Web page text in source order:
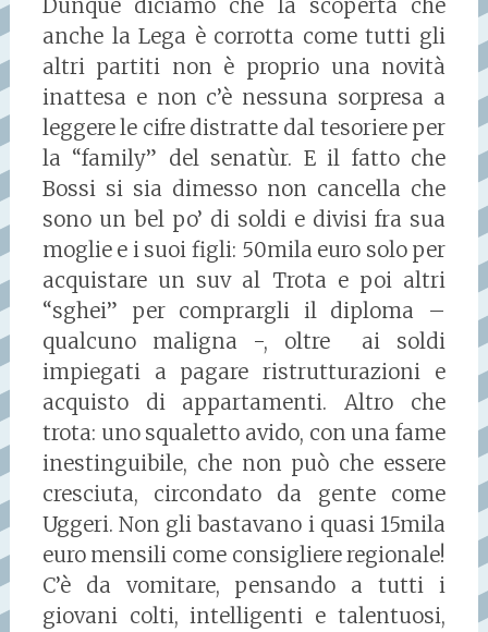
Dunque diciamo che la scoperta che
anche la Lega è corrotta come tutti gli
altri partiti non è proprio una novità
inattesa e non c’è nessuna sorpresa a
leggere le cifre distratte dal tesoriere per
la “family” del senatùr. E il fatto che
Bossi si sia dimesso non cancella che
sono un bel po’ di soldi e divisi fra sua
moglie e i suoi figli: 50mila euro solo per
acquistare un suv al Trota e poi altri
“sghei” per comprargli il diploma –
qualcuno maligna -, oltre ai soldi
impiegati a pagare ristrutturazioni e
acquisto di appartamenti. Altro che
trota: uno squaletto avido, con una fame
inestinguibile, che non può che essere
cresciuta, circondato da gente come
Uggeri. Non gli bastavano i quasi 15mila
euro mensili come consigliere regionale!
C’è da vomitare, pensando a tutti i
giovani colti, intelligenti e talentuosi,